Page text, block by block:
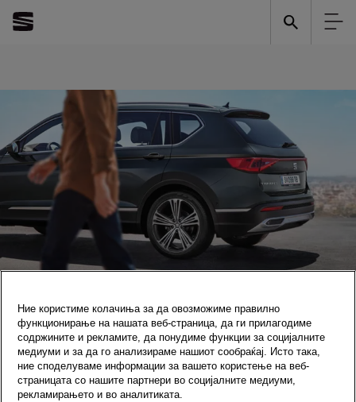
Квалитет во секој детаљ
Акции и Понуди
Оригиналната галантерија на SEAT ви нуди бројни можности да
Ние користиме колачиња за да овозможиме правилно
функционирање на нашата веб-страница, да ги прилагодиме
содржините и рекламите, да понудиме функции за социјалните
медиуми и за да го анализираме нашиот сообраќај. Исто така,
ние споделуваме информации за вашето користење на веб-
страницата со нашите партнери во социјалните медиуми,
рекламирањето и во аналитиката.